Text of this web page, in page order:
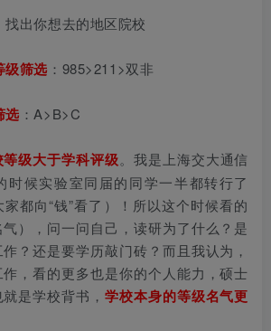
找出你想去的地区院校
级筛选 ：985>211>双非
选 ：A>B>C
等级大于学科评级。我是上海交大通信
时候实验室同届的同学一半都转行了
家都向“钱”看了）！所以这个时候看的
），问一问自己，读研为了什么？是
？还是要学历敲门砖？而且我认为，
，看的更多也是你的个人能力，硕士
是学校背书，学校本身的等级名气更